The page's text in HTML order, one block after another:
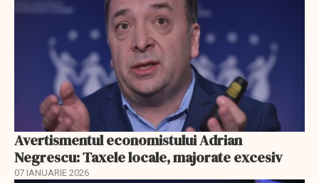
Avertismentul economistului Adrian
Negrescu: Taxele locale, majorate excesiv
07 IANUARIE 2026